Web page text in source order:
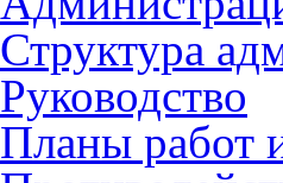
Структура
Руководство
Планы работ